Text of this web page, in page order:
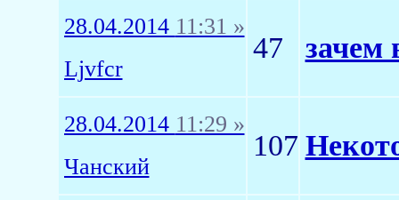
28.04.2014 11:31 »
Ljvfcr
47 зачем
28.04.2014 11:29 »
Чанский
107